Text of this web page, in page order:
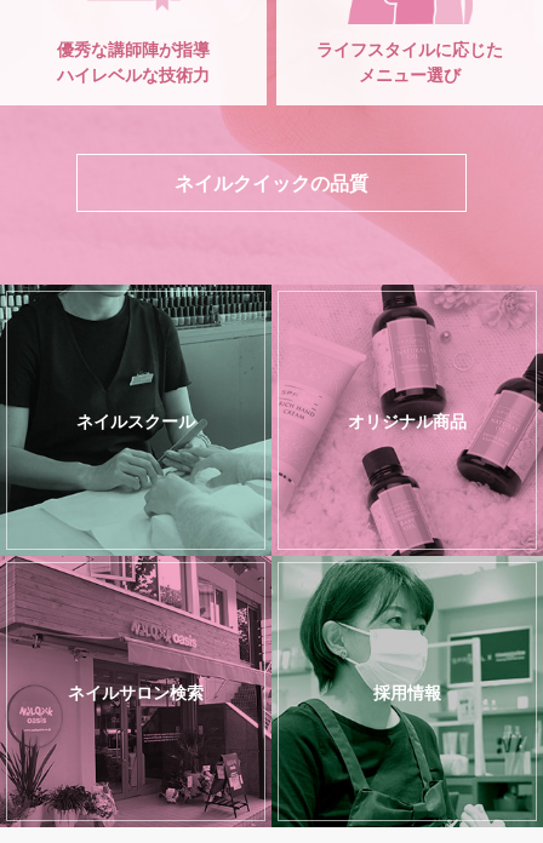
優秀な講師陣が指導
ハイレベルな技術力
ライフスタイルに応じた
メニュー選び
ネイルクイックの品質
ネイルスクール オリジナル商品
ネイルサロン検索 採用情報